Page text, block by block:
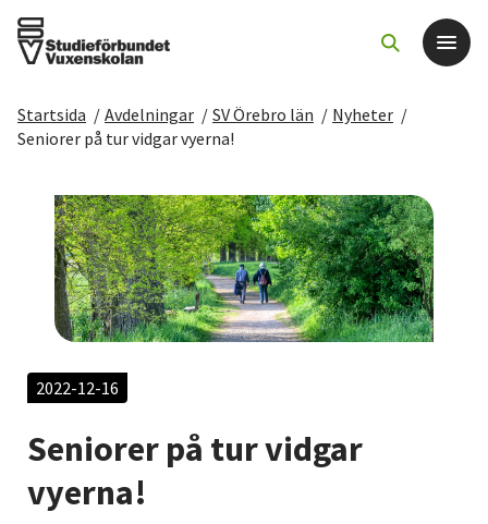
Det här gör vi
För dig som
Sök kurser och evenemang
Om SV
Starta studiecirkel
Cirkelledare
Nyheter
Startsida / Avdelningar / SV Örebro län / Nyheter /
Seniorer på tur vidgar vyerna!
2022-12-16
Seniorer på tur vidgar
vyerna!